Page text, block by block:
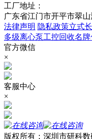
工厂地址：
广东省江门市开平市翠
法律声明 隐私政策立式
多级离心泵工控回收名
官方微信
×
客服中心
×
版权所有：深圳市研科数